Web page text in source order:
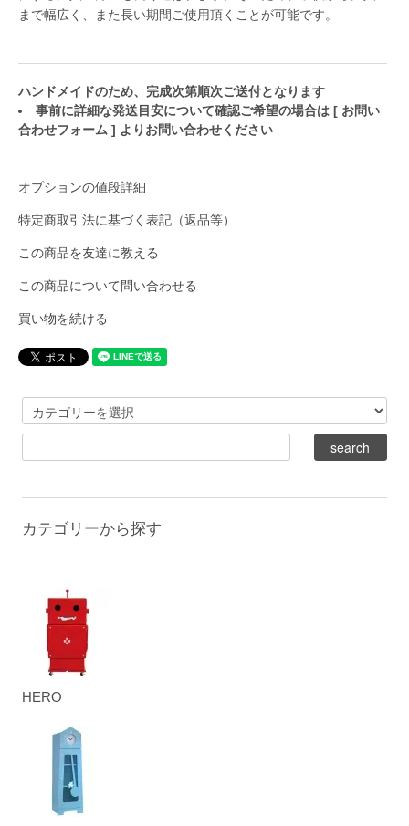
まで幅広く、また長い期間ご使用頂くことが可能です。
ハンドメイドのため、完成次第順次ご送付となります
事前に詳細な発送目安について確認ご希望の場合は [ お問い
合わせフォーム ] よりお問い合わせください
オプションの値段詳細
特定商取引法に基づく表記（返品等）
この商品を友達に教える
この商品について問い合わせる
買い物を続ける
カテゴリーから探す
HERO